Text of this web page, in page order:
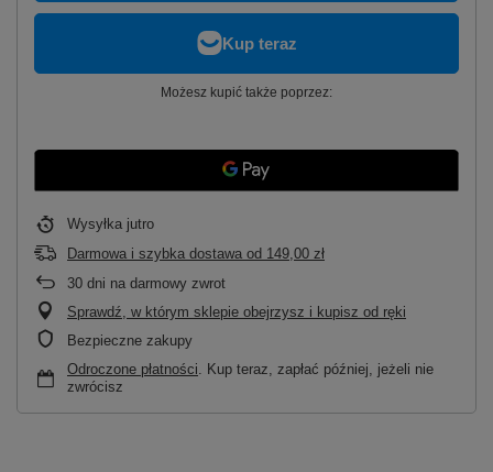
Możesz kupić także poprzez:
Wysyłka jutro
Darmowa i szybka dostawa od 149,00 zł
30 dni na darmowy zwrot
Sprawdź, w którym sklepie obejrzysz i kupisz od ręki
Bezpieczne zakupy
Odroczone płatności . Kup teraz, zapłać później, jeżeli nie
zwrócisz